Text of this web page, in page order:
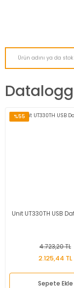
%55
Unit UT330TH USB
4.723,20 TL
2.125,44 TL
Sepete Ekle